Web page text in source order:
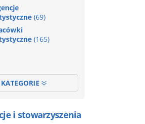
(69)
(165)
i stowarzyszenia